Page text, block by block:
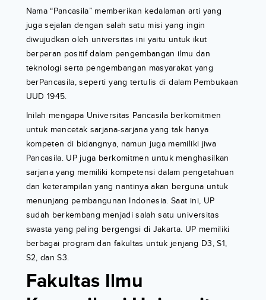
Nama “Pancasila” memberikan kedalaman arti yang
juga sejalan dengan salah satu misi yang ingin
diwujudkan oleh universitas ini yaitu untuk ikut
berperan positif dalam pengembangan ilmu dan
teknologi serta pengembangan masyarakat yang
berPancasila, seperti yang tertulis di dalam Pembukaan
UUD 1945.
Inilah mengapa Universitas Pancasila berkomitmen
untuk mencetak sarjana-sarjana yang tak hanya
kompeten di bidangnya, namun juga memiliki jiwa
Pancasila. UP juga berkomitmen untuk menghasilkan
sarjana yang memiliki kompetensi dalam pengetahuan
dan keterampilan yang nantinya akan berguna untuk
menunjang pembangunan Indonesia. Saat ini, UP
sudah berkembang menjadi salah satu universitas
swasta yang paling bergengsi di Jakarta. UP memiliki
berbagai program dan fakultas untuk jenjang D3, S1,
S2, dan S3.
Fakultas Ilmu